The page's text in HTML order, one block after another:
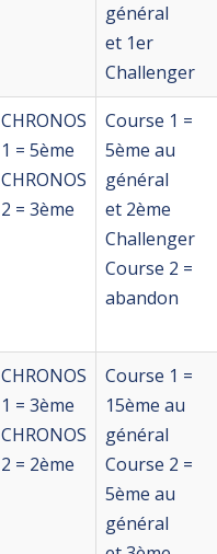
général
et 1er
Challenger
CHRONOS
1 = 5ème
CHRONOS
2 = 3ème
Course 1 =
5ème au
général
et 2ème
Challenger
Course 2 =
abandon
CHRONOS
1 = 3ème
CHRONOS
2 = 2ème
Course 1 =
15ème au
général
Course 2 =
5ème au
général